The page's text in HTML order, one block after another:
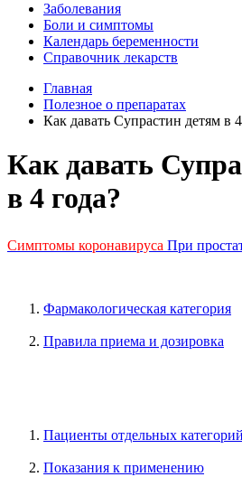
Заболевания
Боли и симптомы
Календарь беременности
Справочник лекарств
Главная
Полезное о препаратах
Как давать Супрастин детям в
Как давать
в 4 года?
Симптомы коронавируса При
Фармакологическая категория
Правила приема и дозировка
Пациенты отдельных категорий
Показания к применению